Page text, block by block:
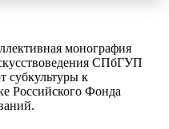
монография
СПбГУП
субкультуры к
Российского Фонда